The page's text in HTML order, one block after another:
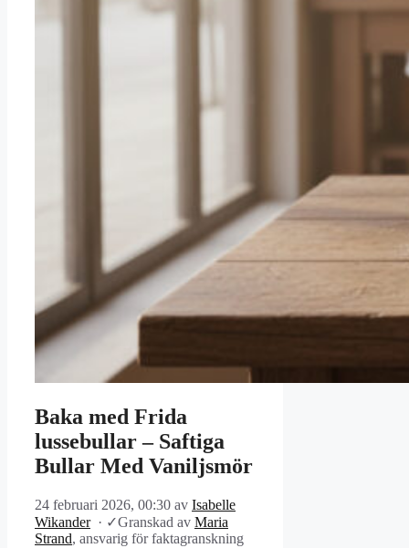
Baka med Frida
lussebullar – Saftiga
Bullar Med Vaniljsmör
24 februari 2026, 00:30 av Isabelle
Wikander · ✓Granskad av Maria
Strand, ansvarig för faktagranskning